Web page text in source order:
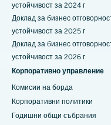
Най-добрата болница
Най-добрата болница
Висакхапатнам
Най-добрата болница
Най-добрата болница
Най-добрата болница
устойчивост за 2024 г
Доклад за бизнес
устойчивост за 2025 г
Доклад за бизнес
устойчивост за 2026 г
Корпоративно управление
Комисии на борда
Корпоративни политики
Годишни общи събрания